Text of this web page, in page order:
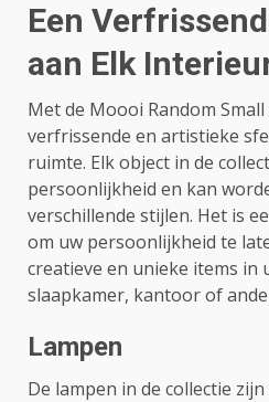
Een
aan Elk
Met de Moooi Random
verfrissende en artistieke
ruimte. Elk object in de
persoonlijkheid en kan
verschillende stijlen. Het is
om uw persoonlijkheid te
creatieve en unieke items in
slaapkamer, kantoor of
Lampen
De lampen in de collectie